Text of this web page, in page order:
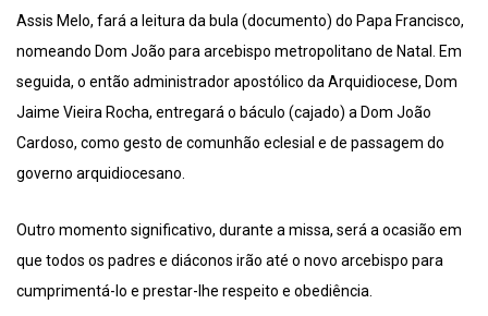
Assis Melo, fará a leitura da bula (documento) do Papa Francisco,
nomeando Dom João para arcebispo metropolitano de Natal. Em
seguida, o então administrador apostólico da Arquidiocese, Dom
Jaime Vieira Rocha, entregará o báculo (cajado) a Dom João
Cardoso, como gesto de comunhão eclesial e de passagem do
governo arquidiocesano.
Outro momento significativo, durante a missa, será a ocasião em
que todos os padres e diáconos irão até o novo arcebispo para
cumprimentá-lo e prestar-lhe respeito e obediência.